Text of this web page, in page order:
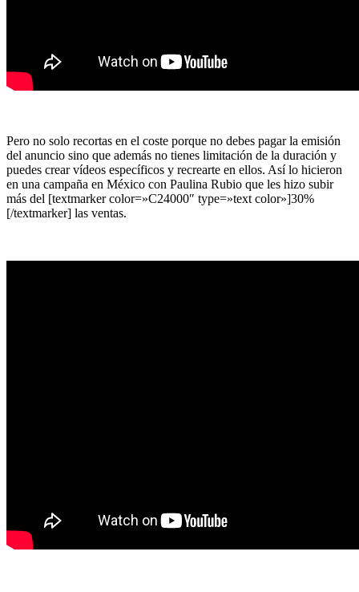
Pero no solo recortas en el coste porque no debes pagar la emisión
del anuncio sino que además no tienes limitación de la duración y
puedes crear vídeos específicos y recrearte en ellos. Así lo hicieron
en una campaña en México con Paulina Rubio que les hizo subir
más del [textmarker color=»C24000″ type=»text color»]30%
[/textmarker] las ventas.